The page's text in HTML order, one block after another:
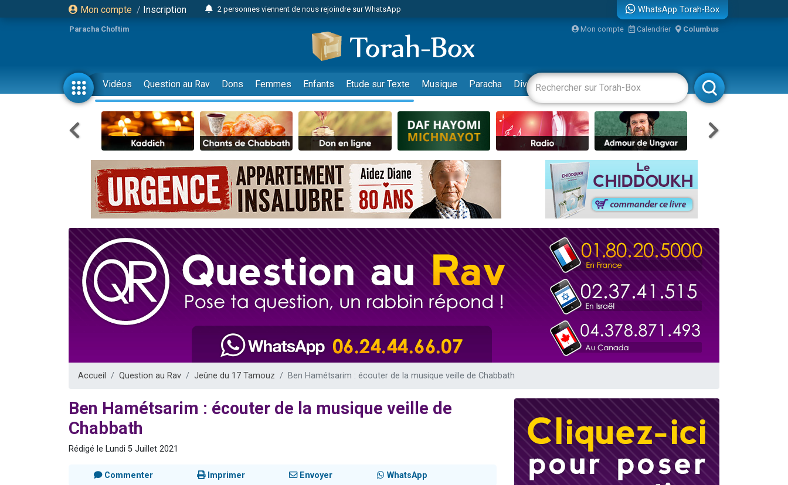
Mon compte / Inscription
2 personnes viennent de nous rejoindre sur WhatsApp
3 personnes viennent de faire un don pour Événements Torah-Box
2 personnes viennent de faire un don pour Tsédaka : pauvres d'Israel
3 personnes viennent de nous rejoindre sur WhatsApp
11 personnes viennent de demander une bénédiction
3 personnes viennent de faire un don pour Diane, 80 ans, dans un appartement insalubre
Il reste 49 places pour étudier en groupe sur Zoom
2 personnes viennent de nous rejoindre sur WhatsApp
29 personnes viennent de demander une bénédiction
Il reste 49 places pour étudier en groupe sur Zoom
2 personnes viennent de nous rejoindre sur WhatsApp
6 personnes viennent de nous rejoindre sur WhatsApp
4 personnes viennent de faire un don pour Reloger Rivka, 6 enfants, victime de violences...
2 personnes viennent de faire un don pour 1 Journée de Vacances Pour les Enfants
17 personnes viennent de demander une bénédiction
Il reste 49 places pour étudier en groupe sur Zoom
Eva vient de donner son Maasser
Eli vient de donner son Maasser
WhatsApp Torah-Box
Paracha Choftim Mon compte Calendrier Columbus
Vidéos Question au Rav Dons Femmes Enfants Etude sur Texte Musique Paracha Divertissements Livres Rabbanim
Accueil Question au Rav Jeûne du 17 Tamouz Ben Hamétsarim : écouter de la musique veille de Chabbath
Ben Hamétsarim : écouter de la musique veille de
Chabbath
Rédigé le Lundi 5 Juillet 2021
Commenter Imprimer Envoyer WhatsApp